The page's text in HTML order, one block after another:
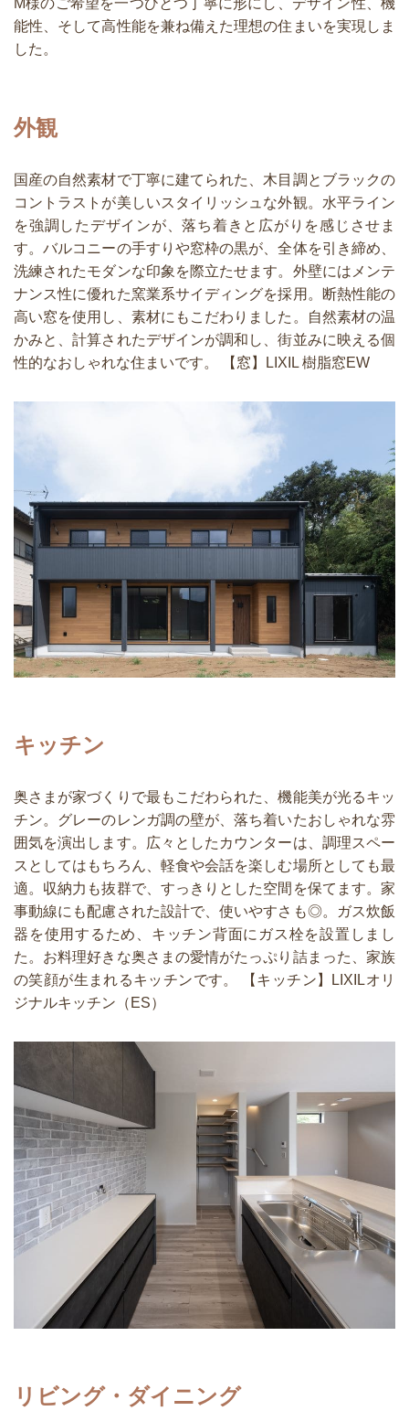
能性、そして高性能を兼ね備えた理想の住まいを実現しま
した。
外観
国産の自然素材で丁寧に建てられた、木目調とブラックの
コントラストが美しいスタイリッシュな外観。水平ライン
を強調したデザインが、落ち着きと広がりを感じさせま
す。バルコニーの手すりや窓枠の黒が、全体を引き締め、
洗練されたモダンな印象を際立たせます。外壁にはメンテ
ナンス性に優れた窯業系サイディングを採用。断熱性能の
高い窓を使用し、素材にもこだわりました。自然素材の温
かみと、計算されたデザインが調和し、街並みに映える個
性的なおしゃれな住まいです。 【窓】LIXIL 樹脂窓EW
キッチン
奥さまが家づくりで最もこだわられた、機能美が光るキッ
チン。グレーのレンガ調の壁が、落ち着いたおしゃれな雰
囲気を演出します。広々としたカウンターは、調理スペー
スとしてはもちろん、軽食や会話を楽しむ場所としても最
適。収納力も抜群で、すっきりとした空間を保てます。家
事動線にも配慮された設計で、使いやすさも◎。ガス炊飯
器を使用するため、キッチン背面にガス栓を設置しまし
た。お料理好きな奥さまの愛情がたっぷり詰まった、家族
の笑顔が生まれるキッチンです。 【キッチン】LIXILオリ
ジナルキッチン（ES）
リビング・ダイニング